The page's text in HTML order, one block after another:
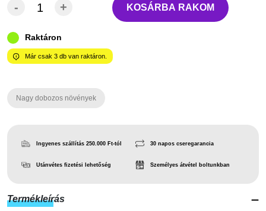
- + KOSÁRBA RAKOM
Raktáron
Már csak 3 db van raktáron.
Nagy dobozos növények
Ingyenes szállítás 250.000 Ft-tól
Utánvétes fizetési lehetőség
30 napos cseregarancia
Személyes átvétel boltunkban
Termékleírás